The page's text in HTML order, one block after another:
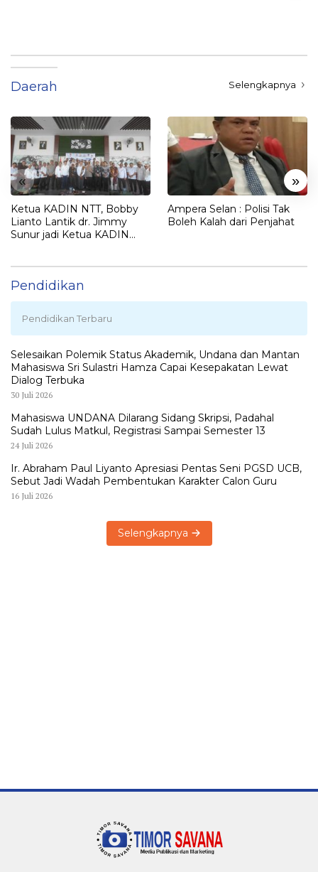
Daerah Selengkapnya
« »
Ketua KADIN NTT, Bobby
Lianto Lantik dr. Jimmy
Sunur jadi Ketua KADIN
Ampera Selan : Polisi Tak
Boleh Kalah dari Penjahat
Pendidikan
Pendidikan Terbaru
Selesaikan Polemik Status Akademik, Undana dan Mantan
Mahasiswa Sri Sulastri Hamza Capai Kesepakatan Lewat
Dialog Terbuka
30 Juli 2026
Mahasiswa UNDANA Dilarang Sidang Skripsi, Padahal
Sudah Lulus Matkul, Registrasi Sampai Semester 13
24 Juli 2026
Ir. Abraham Paul Liyanto Apresiasi Pentas Seni PGSD UCB,
Sebut Jadi Wadah Pembentukan Karakter Calon Guru
16 Juli 2026
Selengkapnya